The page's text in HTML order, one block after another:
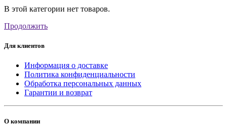
В этой категории нет товаров.
Продолжить
Для клиентов
Информация о доставке
Политика конфиденциальности
Обработка персональных данных
Гарантии и возврат
О компании